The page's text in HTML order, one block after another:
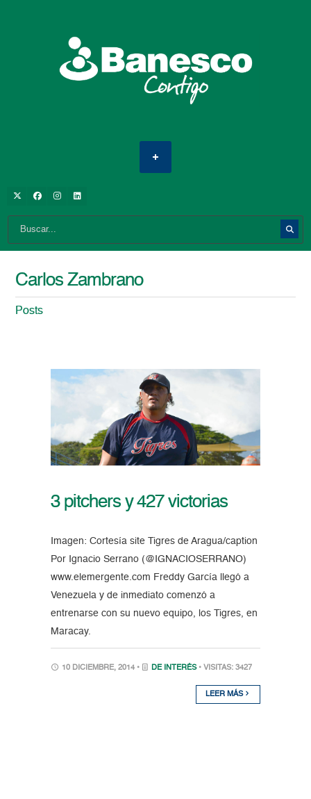
Carlos Zambrano
Posts
3 pitchers y 427 victorias
Imagen: Cortesía site Tigres de Aragua/caption
Por Ignacio Serrano (@IGNACIOSERRANO)
www.elemergente.com Freddy García llegó a
Venezuela y de inmediato comenzó a
entrenarse con su nuevo equipo, los Tigres, en
Maracay.
10 DICIEMBRE, 2014 • DE INTERÉS • VISITAS: 3427
LEER MÁS